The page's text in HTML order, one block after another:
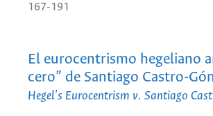
167-191
El eurocentrismo hegeliano
cero” de Santiago Castro-
Hegel's Eurocentrism v. Santiago